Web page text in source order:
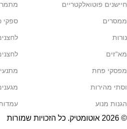
חיישנים פוטואלקטריים
ממסרים ספקי
נורות
מא"זים
מפסקי פחת
וסתי מהירות
הגנות מנוע
© 2026 אוטומטיק. כל הזכויות שמורות